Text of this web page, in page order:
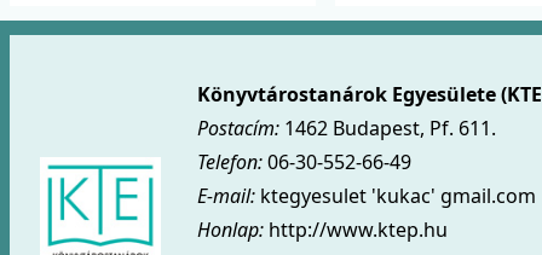
Könyvtárostanárok Egyesülete
Postacím: 1462 Budapest, Pf. 611.
Telefon:06-30-552-66-49
E-mail: ktegyesulet 'kukac' gmail.com
Honlap: http://www.ktep.hu